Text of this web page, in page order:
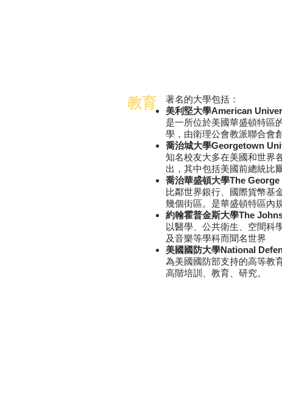
教育 著名的大學包括：
美利堅大學American
是一所位於美國華盛頓特區
學，由衛理公會教派聯合會創
喬治城大學Georgetown
知名校友大多在美國和世界
出，其中包括美國前總統比
喬治華盛頓大學The
比鄰世界銀行、國際貨幣基
幾個街區。是華盛頓特區內
約翰霍普金斯大學The
以醫學、公共衛生、空間科
及音樂等學科而聞名世界
美國國防大學National
為美國國防部支持的高等教
高階培訓、教育、研究。